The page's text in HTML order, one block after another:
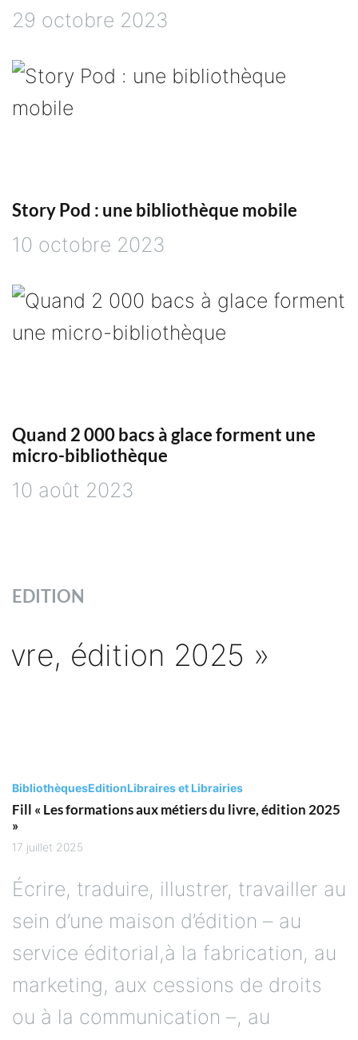
29 octobre 2023
Story Pod : une bibliothèque mobile
10 octobre 2023
Quand 2 000 bacs à glace forment une
micro-bibliothèque
10 août 2023
EDITION
BibliothèquesEditionLibraires et Librairies
Fill « Les formations aux métiers du livre, édition 2025
»
17 juillet 2025
Écrire, traduire, illustrer, travailler au
sein d’une maison d’édition – au
service éditorial,à la fabrication, au
marketing, aux cessions de droits
ou à la communication –, au